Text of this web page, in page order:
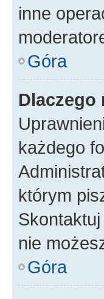
inne
Góra
Dlaczego
każdego
którym
nie
Góra